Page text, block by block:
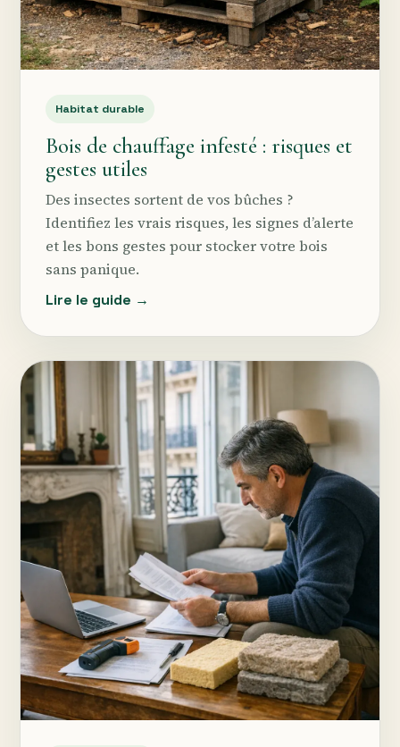
Habitat durable
Bois de chauffage infesté : risques et
gestes utiles
Des insectes sortent de vos bûches ?
Identifiez les vrais risques, les signes d’alerte
et les bons gestes pour stocker votre bois
sans panique.
Lire le guide →